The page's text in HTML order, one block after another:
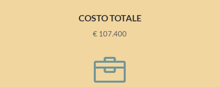
COSTO TOTALE
€ 107.400
